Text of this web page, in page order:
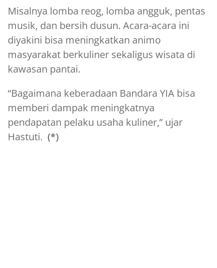
Misalnya lomba reog, lomba angguk, pentas
musik, dan bersih dusun. Acara-acara ini
diyakini bisa meningkatkan animo
masyarakat berkuliner sekaligus wisata di
kawasan pantai.
“Bagaimana keberadaan Bandara YIA bisa
memberi dampak meningkatnya
pendapatan pelaku usaha kuliner,” ujar
Hastuti. (*)